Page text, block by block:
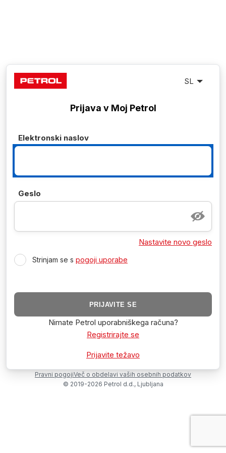
Izbira
Prijava v Moj Petrol
Elektronski naslov
Geslo
Nastavite novo geslo
Strinjam se s pogoji uporabe
PRIJAVITE SE
Nimate Petrol uporabniškega računa?
Registrirajte se
Prijavite težavo
Pravni pogojiVeč o obdelavi vaših osebnih podatkov
© 2019-2026 Petrol d.d., Ljubljana